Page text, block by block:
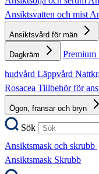
Ansiktsvatten och mist
Ansiktsvård för män
Dagkräm Premium
hudvård Läppvård
Rosacea Tillbehör för
Ögon, fransar och bryn
Sök
Ansiktsmask och skrubb
Ansiktsmask Skrubb